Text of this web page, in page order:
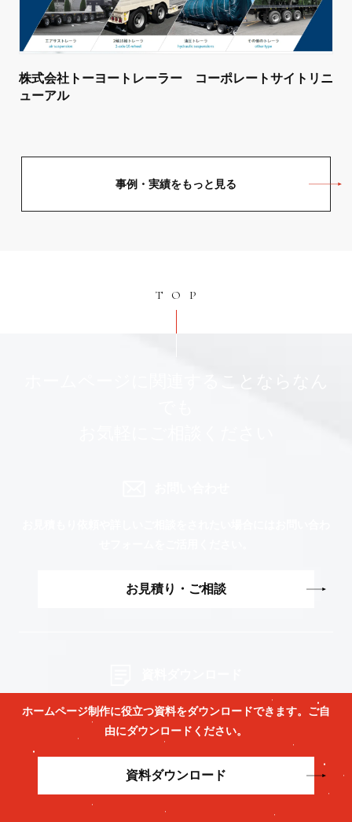
株式会社トーヨートレーラー コーポレートサイトリニ
ューアル
事例・実績をもっと見る
TOP
お見積り・ご相談
ホームページ制作に役立つ資料をダウンロードできます。 ご自
由にダウンロードください。
資料ダウンロード